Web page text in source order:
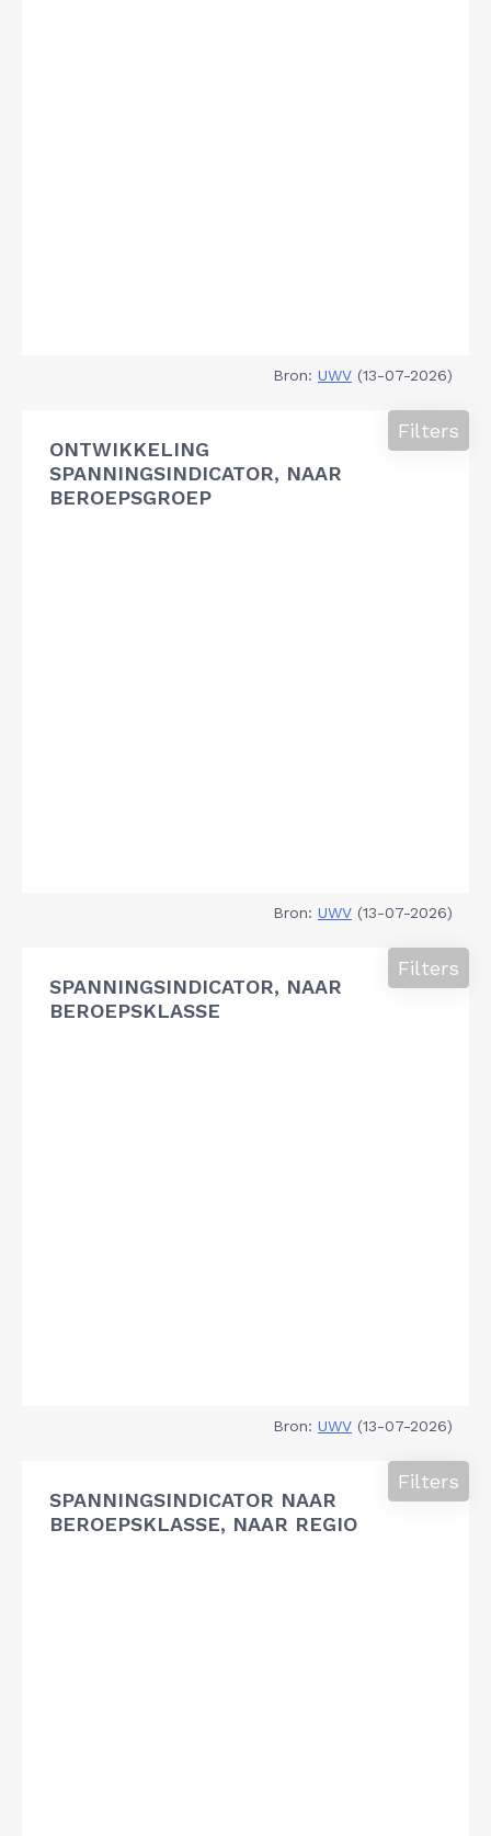
Bron: UWV (13-07-2026)
ONTWIKKELING
SPANNINGSINDICATOR, NAAR
BEROEPSGROEP
Filters
Bron: UWV (13-07-2026)
SPANNINGSINDICATOR, NAAR
BEROEPSKLASSE
Filters
Bron: UWV (13-07-2026)
SPANNINGSINDICATOR NAAR
BEROEPSKLASSE, NAAR REGIO
Filters